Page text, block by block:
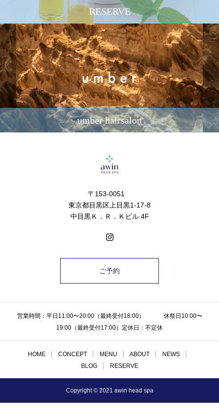
RESERVE
umber hairsalon
〒153-0051
東京都目黒区上目黒1-17-8
中目黒Ｋ．Ｒ．Ｋビル 4F
ご予約
営業時間：平日11:00〜20:00（最終受付18:00） 休祭日10:00〜
19:00（最終受付17:00）定休日：不定休
HOME CONCEPT MENU ABOUT
NEWS
BLOG
RESERVE
Copyright © 2021 awin head spa